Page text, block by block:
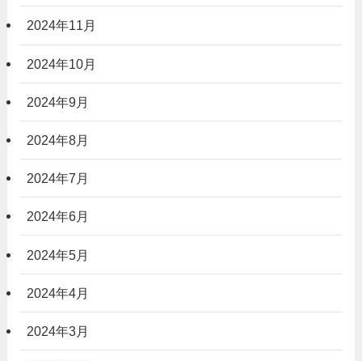
2024年11月
2024年10月
2024年9月
2024年8月
2024年7月
2024年6月
2024年5月
2024年4月
2024年3月